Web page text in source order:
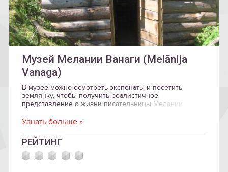
Музей Мелании Ванаги (Melānija
Vanaga)
В музее можно осмотреть экспонаты и посетить
землянку, чтобы получить реалистичное
представление о жизни писательницы Мелании
Узнать больше »
РЕЙТИНГ